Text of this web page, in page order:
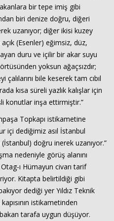
bir tepe imiş gibi
biri denize doğru, diğeri
uzanıyor; diğer ikisi kuzey
(Esenler) eğimsiz, düz,
duru ve içilir bir akar suyu
yoksun ağaçsızdır;
bile keserek tam cıbıl
kısa süreli yazlık kalışlar için
konutlar inşa ettirmiştir.”
Topkapı istikametine
içi dediğimiz asıl İstanbul
doğru inerek uzanıyor.”
nedeniyle görüş alanını
Otag-ı Hümayun civarı tarif
Kitapta belirtildiği gibi
dediği yer Yıldız Teknik
istikametinden
tarafa uygun düşüyor.